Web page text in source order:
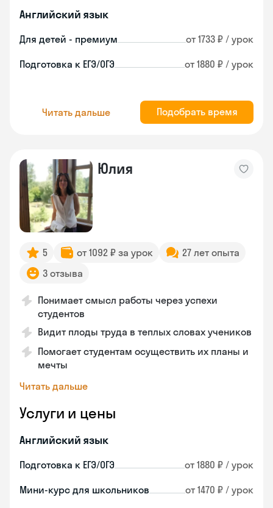
Английский язык
Для детей - премиум от 1733 ₽ / урок
Подготовка к ЕГЭ/ОГЭ от 1880 ₽ / урок
Читать дальше Подобрать время
Юлия
5 от 1092 ₽ за урок
27 лет опыта
3 отзыва
Понимает смысл работы через успехи
студентов
Видит плоды труда в теплых словах учеников
Помогает студентам осуществить их планы и
мечты
Читать дальше
Услуги и цены
Английский язык
Подготовка к ЕГЭ/ОГЭ от 1880 ₽ / урок
Мини-курс для школьников от 1470 ₽ / урок